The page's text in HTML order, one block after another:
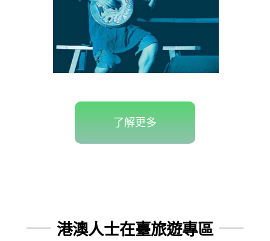
了解更多
港澳人士在臺旅遊專區